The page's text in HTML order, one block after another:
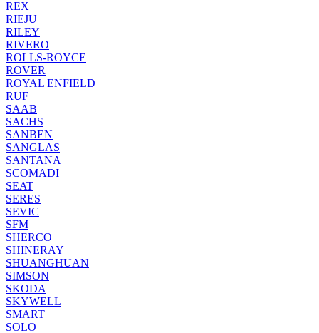
REX
RIEJU
RILEY
RIVERO
ROLLS-ROYCE
ROVER
ROYAL ENFIELD
RUF
SAAB
SACHS
SANBEN
SANGLAS
SANTANA
SCOMADI
SEAT
SERES
SEVIC
SFM
SHERCO
SHINERAY
SHUANGHUAN
SIMSON
SKODA
SKYWELL
SMART
SOLO